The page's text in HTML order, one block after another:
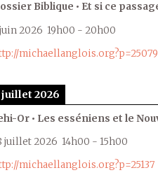
Biblique • Et si ce
2026 19h00 - 20h00
michaellanglois.org?p=25079
juillet 2026
Or • Les esséniens et le
juillet 2026 14h00 - 15h00
michaellanglois.org?p=25137